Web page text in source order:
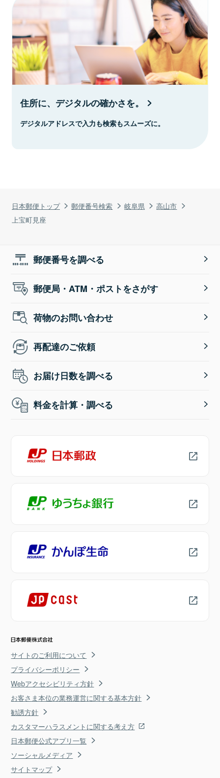
日本郵便トップ 郵便番号検索 岐阜県
高山市
上宝町見座
住所に、デジタルの確かさを。
デジタルアドレスで入力も検索もスムーズに。
郵便番号を調べる
郵便局・ATM・ポストをさがす
荷物のお問い合わせ
再配達のご依頼
お届け日数を調べる
料金を計算・調べる
サイトのご利用について
プライバシーポリシー
Webアクセシビリティ方針
お客さま本位の業務運営に関する基本方針
勧誘方針
カスタマーハラスメントに関する考え方
日本郵便公式アプリ一覧
ソーシャルメディア
サイトマップ